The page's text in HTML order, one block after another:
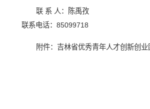
联 系 人：陈禹孜
联系电话：85099718
附件： 吉林省优秀青年人才创新创